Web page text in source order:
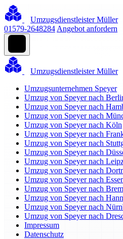
Umzugsdienstleister Müller
01579-2648284 Angebot anfordern
Umzugsdienstleister Müller
Umzugsunternehmen Speyer
Umzug von Speyer nach
Umzug von Speyer nach
Umzug von Speyer nach
Umzug von Speyer nach Köln
Umzug von Speyer nach
Umzug von Speyer nach
Umzug von Speyer nach
Umzug von Speyer nach
Umzug von Speyer nach
Umzug von Speyer nach
Umzug von Speyer nach
Umzug von Speyer nach
Umzug von Speyer nach
Umzug von Speyer nach
Impressum
Datenschutz